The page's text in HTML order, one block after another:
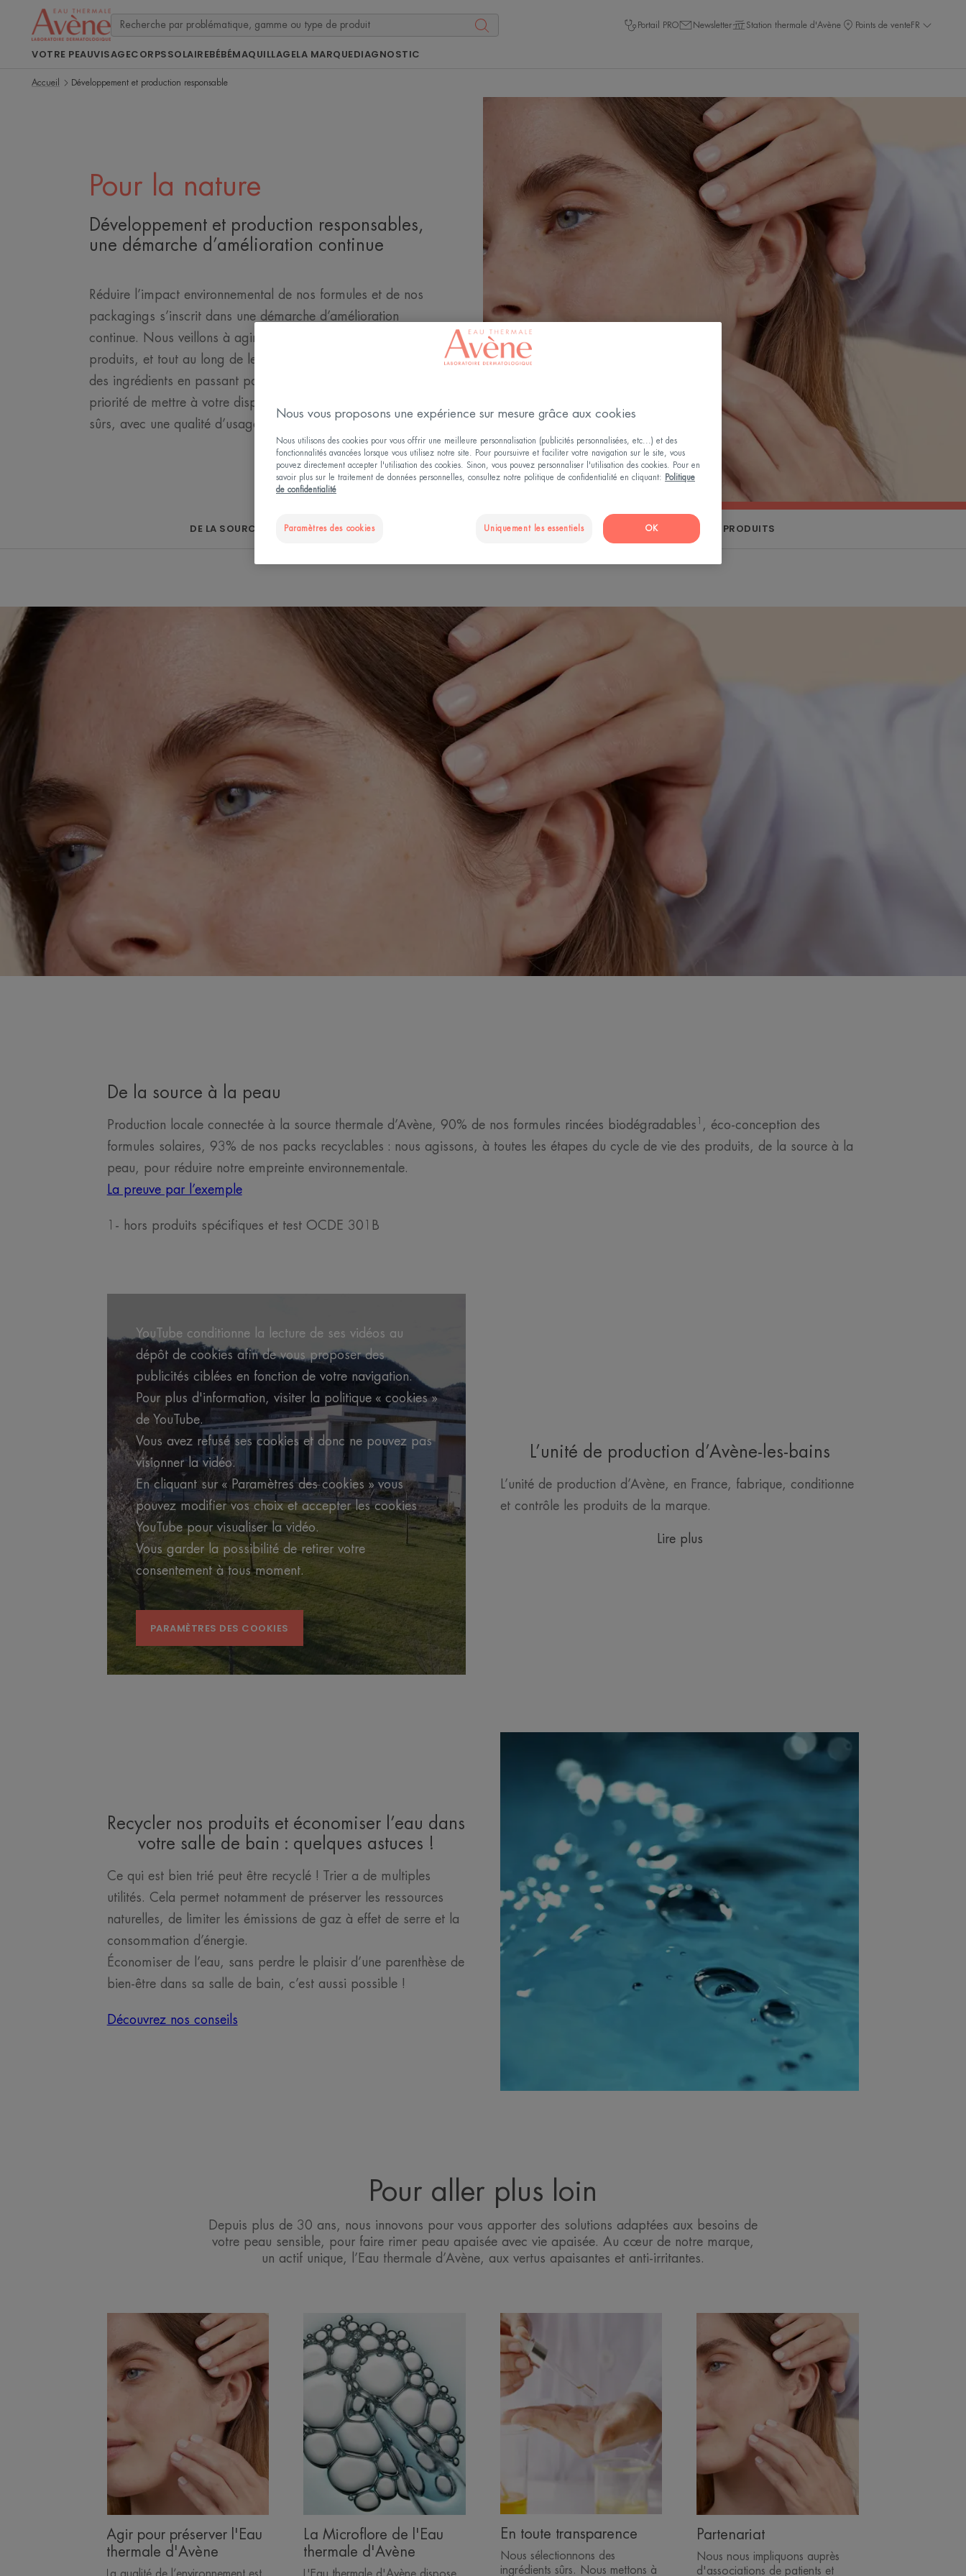
Portail PRO Newsletter Station thermale d'Avène Points de venteFR
VOTRE PEAUVISAGECORPSSOLAIREBÉBÉMAQUILLAGELA MARQUEDIAGNOSTIC
Accueil Développement et production responsable
Pour la nature
Développement et production responsables,
une démarche d’amélioration continue
Réduire l’impact environnemental de nos formules et de nos
packagings s’inscrit dans une démarche d’amélioration
continue. Nous veillons à agir dès la conception des
produits, et tout au long de leurs cycles de vie, du choix
des ingrédients en passant par la production, avec comme
priorité de mettre à votre disposition des produits efficaces,
sûrs, avec une qualité d’usage garantie.
DE LA SOURCE À LA PEAU L’UNITÉ DE PRODUCTION D’AVÈNE-LES-BAINS TRI DES PRODUITS
De la source à la peau
Production locale connectée à la source thermale d’Avène, 90% de nos formules rincées biodégradables
, éco-conception des
formules solaires, 93% de nos packs recyclables : nous agissons, à toutes les étapes du cycle de vie des produits, de la source à la
peau, pour réduire notre empreinte environnementale.
La preuve par l’exemple
1- hors produits spécifiques et test OCDE 301B
YouTube conditionne la lecture de ses vidéos au
dépôt de cookies afin de vous proposer des
publicités ciblées en fonction de votre navigation.
Pour plus d'information, visiter la politique « cookies »
de YouTube.
Vous avez refusé ses cookies et donc ne pouvez pas
visionner la vidéo.
En cliquant sur « Paramètres des cookies » vous
pouvez modifier vos choix et accepter les cookies
YouTube pour visualiser la vidéo.
Vous garder la possibilité de retirer votre
consentement à tous moment.
PARAMÈTRES DES COOKIES
L’unité de production d’Avène-les-bains
L’unité de production d’Avène, en France, fabrique, conditionne
et contrôle les produits de la marque.
Lire plus
Recycler nos produits et économiser l’eau dans
votre salle de bain : quelques astuces !
Ce qui est bien trié peut être recyclé ! Trier a de multiples
utilités. Cela permet notamment de préserver les ressources
naturelles, de limiter les émissions de gaz à effet de serre et la
consommation d’énergie.
Économiser de l’eau, sans perdre le plaisir d’une parenthèse de
bien-être dans sa salle de bain, c’est aussi possible !
Découvrez nos conseils
Pour aller plus loin
Depuis plus de 30 ans, nous innovons pour vous apporter des solutions adaptées aux besoins de
votre peau sensible, pour faire rimer peau apaisée avec vie apaisée. Au cœur de notre marque,
un actif unique, l’Eau thermale d’Avène, aux vertus apaisantes et anti-irritantes.
Découvrir
pour
préserver
l'Eau
d'Avène
Agir pour préserver l'Eau
thermale d'Avène
Découvrir
La
Microflore
de
thermale
d'Avène
La Microflore de l'Eau
thermale d'Avène
Découvrir
En
toute
transparence
En toute transparence
Nous sélectionnons des
ingrédients sûrs. Nous mettons à
Découvrir
Partenariat
Partenariat
Nous nous impliquons auprès
d'associations de patients et
Nous vous proposons une expérience sur mesure grâce aux cookies
Nous utilisons des cookies pour vous offrir une meilleure personnalisation (publicités personnalisées, etc...) et des
fonctionnalités avancées lorsque vous utilisez notre site. Pour poursuivre et faciliter votre navigation sur le site, vous
pouvez directement accepter l'utilisation des cookies. Sinon, vous pouvez personnaliser l'utilisation des cookies. Pour en
savoir plus sur le traitement de données personnelles, consultez notre politique de confidentialité en cliquant:
Politique
de confidentialité
Paramètres des cookies Uniquement les essentiels OK